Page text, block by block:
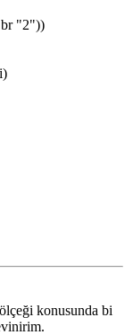
"2"))
konusunda bi